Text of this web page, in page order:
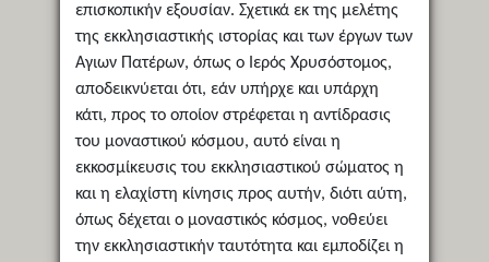
επισκοπικήν εξουσίαν. Σχετικά εκ της μελέτης
της εκκλησιαστικής ιστορίας και των έργων των
Αγιων Πατέρων, όπως ο Ιερός Χρυσόστομος,
αποδεικνύεται ότι, εάν υπήρχε και υπάρχη
κάτι, προς το οποίον στρέφεται η αντίδρασις
του μοναστικού κόσμου, αυτό είναι η
εκκοσμίκευσις του εκκλησιαστικού σώματος η
και η ελαχίστη κίνησις προς αυτήν, διότι αύτη,
όπως δέχεται ο μοναστικός κόσμος, νοθεύει
την εκκλησιαστικήν ταυτότητα και εμποδίζει η